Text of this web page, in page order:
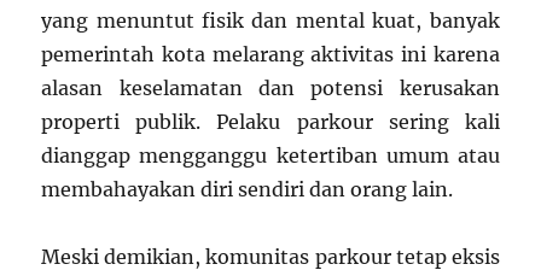
yang menuntut fisik dan mental kuat, banyak
pemerintah kota melarang aktivitas ini karena
alasan keselamatan dan potensi kerusakan
properti publik. Pelaku parkour sering kali
dianggap mengganggu ketertiban umum atau
membahayakan diri sendiri dan orang lain.
Meski demikian, komunitas parkour tetap eksis